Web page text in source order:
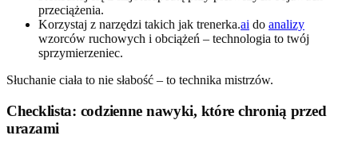
przeciążenia.
Korzystaj z narzędzi takich jak trenerka.ai do analizy
wzorców ruchowych i obciążeń – technologia to twój
sprzymierzeniec.
Słuchanie ciała to nie słabość – to technika mistrzów.
Checklista: codzienne nawyki, które chronią przed
urazami